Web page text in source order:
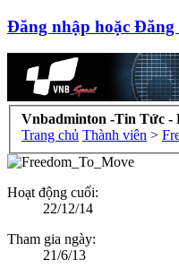
Đăng nhập hoặc Đăng
Vnbadminton -Tin Tức -
Trang chủ Thành viên >
Hoạt động cuối:
22/12/14
Tham gia ngày:
21/6/13